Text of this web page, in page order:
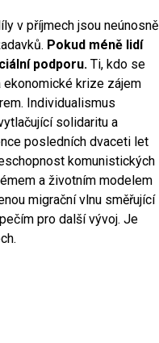
v příjmech jsou neúnosně
Pokud méně lidí
podporu.Ti, kdo se
krize zájem
Individualismus
solidaritu a
posledních dvaceti let
komunistických
a životním modelem
migrační vlnu směřující
pro další vývoj. Je